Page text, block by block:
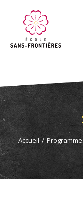
Accueil /